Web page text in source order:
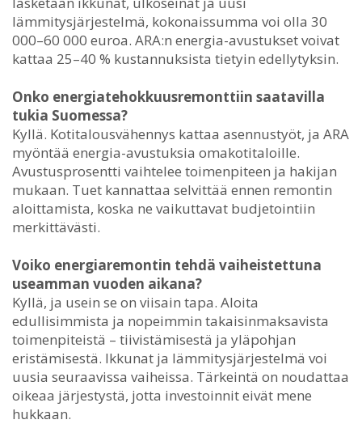
lämmitysjärjestelmä, kokonaissumma voi olla 30
000–60 000 euroa. ARA:n energia-avustukset voivat
kattaa 25–40 % kustannuksista tietyin edellytyksin.
Onko energiatehokkuusremonttiin saatavilla
tukia Suomessa?
Kyllä. Kotitalousvähennys kattaa asennustyöt, ja ARA
myöntää energia-avustuksia omakotitaloille.
Avustusprosentti vaihtelee toimenpiteen ja hakijan
mukaan. Tuet kannattaa selvittää ennen remontin
aloittamista, koska ne vaikuttavat budjetointiin
merkittävästi.
Voiko energiaremontin tehdä vaiheistettuna
useamman vuoden aikana?
Kyllä, ja usein se on viisain tapa. Aloita
edullisimmista ja nopeimmin takaisinmaksavista
toimenpiteistä – tiivistämisestä ja yläpohjan
eristämisestä. Ikkunat ja lämmitysjärjestelmä voi
uusia seuraavissa vaiheissa. Tärkeintä on noudattaa
oikeaa järjestystä, jotta investoinnit eivät mene
hukkaan.